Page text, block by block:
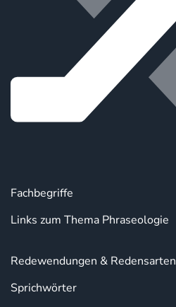
Fachbegriffe
Links zum Thema Phraseologie
Redewendungen & Redensarten
Sprichwörter